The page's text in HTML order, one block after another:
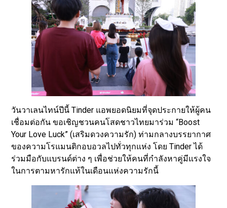
วันวาเลนไทน์ปีนี้ Tinder แอพยอดนิยมที่จุดประกายให้ผู้คน
เชื่อมต่อกัน ขอเชิญชวนคนโสดชาวไทยมาร่วม “Boost
Your Love Luck” (เสริมดวงความรัก) ท่ามกลางบรรยากาศ
ของความโรแมนติกอบอวลไปทั่วทุกแห่ง โดย Tinder ได้
ร่วมมือกับแบรนด์ต่าง ๆ เพื่อช่วยให้คนที่กำลังหาคู่มีแรงใจ
ในการตามหารักแท้ในเดือนแห่งความรักนี้